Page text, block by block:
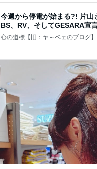
今週から停電が始まる?! 片山
BS、RV、そしてGESARA宣
心の道標【旧：ヤ～ベェのブログ】